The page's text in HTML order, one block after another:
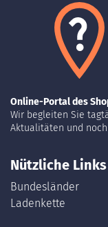
Online-Portal des
Wir begleiten Sie
Aktualitäten und
Nützliche Links
Bundesländer
Ladenkette